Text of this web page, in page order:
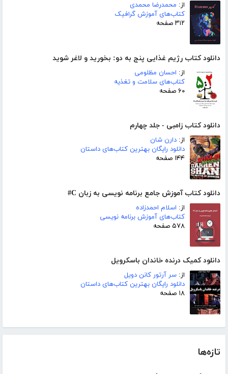
از: محمدرضا محمدی
کتاب‌های آموزش گرافیک
۳۱۲ صفحه
دانلود کتاب رژیم غذایی پنج به دو: بخورید و لاغر شوید
از: احسان مظلومی
کتاب‌های سلامت و تغذیه
۶۰ صفحه
دانلود کتاب زامبی - جلد چهارم
از: دارن شان
دانلود رایگان بهترین کتاب‌های داستان
۱۴۴ صفحه
دانلود کتاب آموزش جامع برنامه نویسی به زبان C#
از: اسلام احمدزاده
کتاب‌های آموزش برنامه نویسی
۵۷۸ صفحه
دانلود کمیک درنده خاندان باسکرویل
از: سر آرتور کانن دویل
دانلود رایگان بهترین کتاب‌های داستان
۱۸ صفحه
تازه‌ها